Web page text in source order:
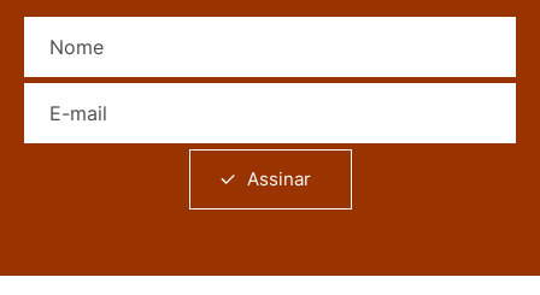
Assinar